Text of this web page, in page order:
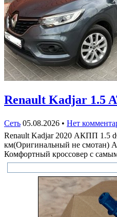
Renault Kadjar 1.5
Сеть 05.08.2026 • Нет
Renault Kadjar 2020 АКПП 1.5
км(Оригинальный не смотан)
Комфортный кроссовер с